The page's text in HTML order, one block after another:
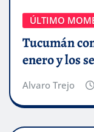
ÚLTIMO
Tucumán
enero y los
Alvaro Trejo